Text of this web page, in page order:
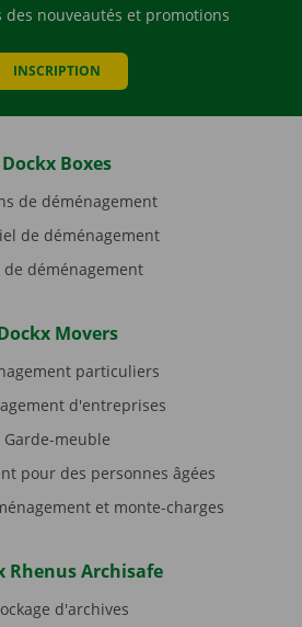
des nouveautés et promotions
INSCRIPTION
Dockx Boxes
de déménagement
de déménagement
de déménagement
Movers
particuliers
d'entreprises
Garde-meuble
pour des personnes âgées
et monte-charges
Rhenus Archisafe
d'archives